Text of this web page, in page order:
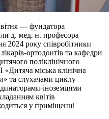
— фундатора
д. мед. н. професора
2024 року співробітники
ортодонтів та кафедри
поліклінічного
міська клінічна
та слухачами циклу
іноземцями
квітів
у приміщенні